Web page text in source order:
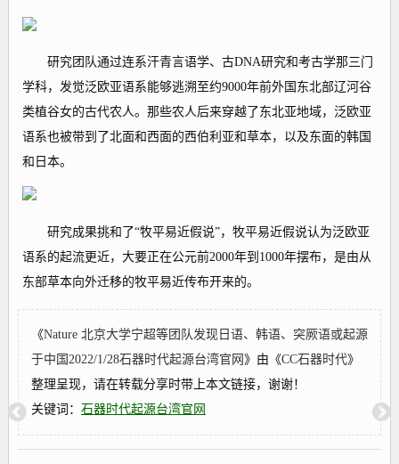
研究团队通过连系汗青言语学、古DNA研究和考古学那三门
学科，发觉泛欧亚语系能够逃溯至约9000年前外国东北部辽河谷
类植谷女的古代农人。那些农人后来穿越了东北亚地域，泛欧亚
语系也被带到了北面和西面的西伯利亚和草本，以及东面的韩国
和日本。
研究成果挑和了“牧平易近假说”，牧平易近假说认为泛欧亚
语系的起流更近，大要正在公元前2000年到1000年摆布，是由从
东部草本向外迁移的牧平易近传布开来的。
《Nature 北京大学宁超等团队发现日语、韩语、突厥语或起源
于中国2022/1/28石器时代起源台湾官网》由《CC石器时代》
整理呈现，请在转载分享时带上本文链接，谢谢！
关键词： 石器时代起源台湾官网